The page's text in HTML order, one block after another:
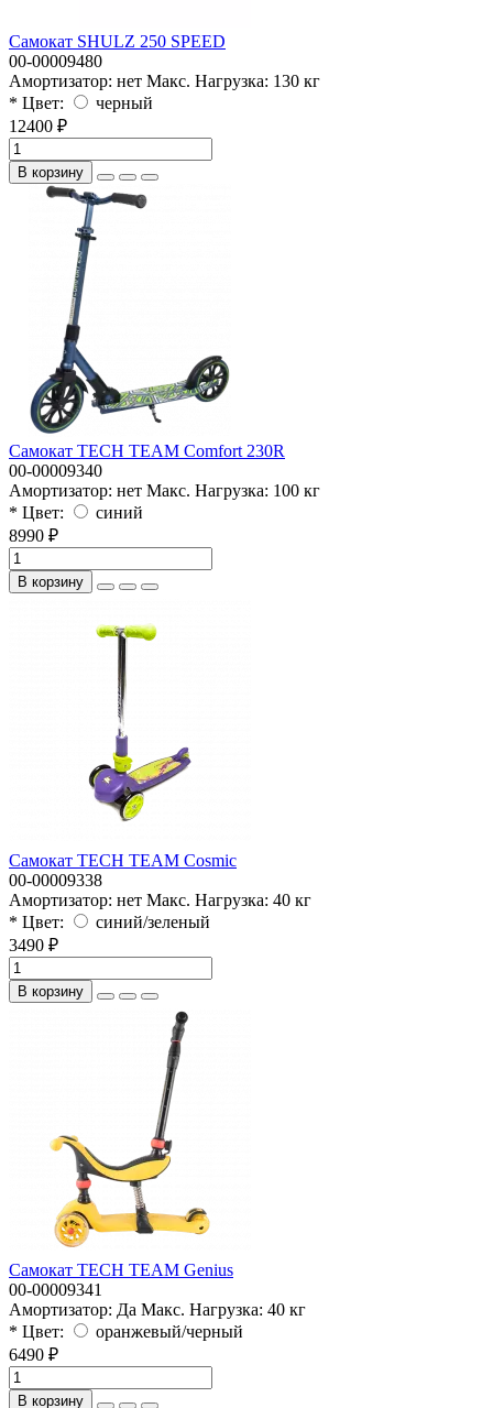
Самокат SHULZ 250 SPEED
00-00009480
Амортизатор: нет Макс. Нагрузка: 130 кг
* Цвет:
черный
12400 ₽
В корзину
Самокат TECH TEAM Comfort 230R
00-00009340
Амортизатор: нет Макс. Нагрузка: 100 кг
* Цвет:
синий
8990 ₽
В корзину
Самокат TECH TEAM Cosmic
00-00009338
Амортизатор: нет Макс. Нагрузка: 40 кг
* Цвет:
синий/зеленый
3490 ₽
В корзину
Самокат TECH TEAM Genius
00-00009341
Амортизатор: Да Макс. Нагрузка: 40 кг
* Цвет:
оранжевый/черный
6490 ₽
В корзину